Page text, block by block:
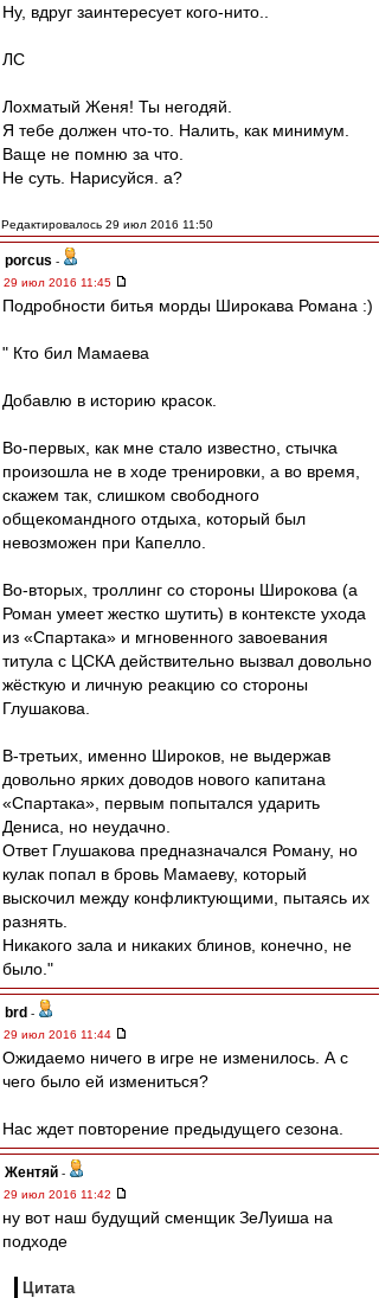
Ну, вдруг заинтересует кого-нито..
ЛС
Лохматый Женя! Ты негодяй.
Я тебе должен что-то. Налить, как минимум.
Ваще не помню за что.
Не суть. Нарисуйся. а?
Редактировалось 29 июл 2016 11:50
porcus -
29 июл 2016 11:45
Подробности битья морды Широкава Романа :)
" Кто бил Мамаева
Добавлю в историю красок.
Во-первых, как мне стало известно, стычка
произошла не в ходе тренировки, а во время,
скажем так, слишком свободного
общекомандного отдыха, который был
невозможен при Капелло.
Во-вторых, троллинг со стороны Широкова (а
Роман умеет жестко шутить) в контексте ухода
из «Спартака» и мгновенного завоевания
титула с ЦСКА действительно вызвал довольно
жёсткую и личную реакцию со стороны
Глушакова.
В-третьих, именно Широков, не выдержав
довольно ярких доводов нового капитана
«Спартака», первым попытался ударить
Дениса, но неудачно.
Ответ Глушакова предназначался Роману, но
кулак попал в бровь Мамаеву, который
выскочил между конфликтующими, пытаясь их
разнять.
Никакого зала и никаких блинов, конечно, не
было."
brd -
29 июл 2016 11:44
Ожидаемо ничего в игре не изменилось. А с
чего было ей измениться?
Нас ждет повторение предыдущего сезона.
Жентяй -
29 июл 2016 11:42
ну вот наш будущий сменщик ЗеЛуиша на
подходе
Цитата